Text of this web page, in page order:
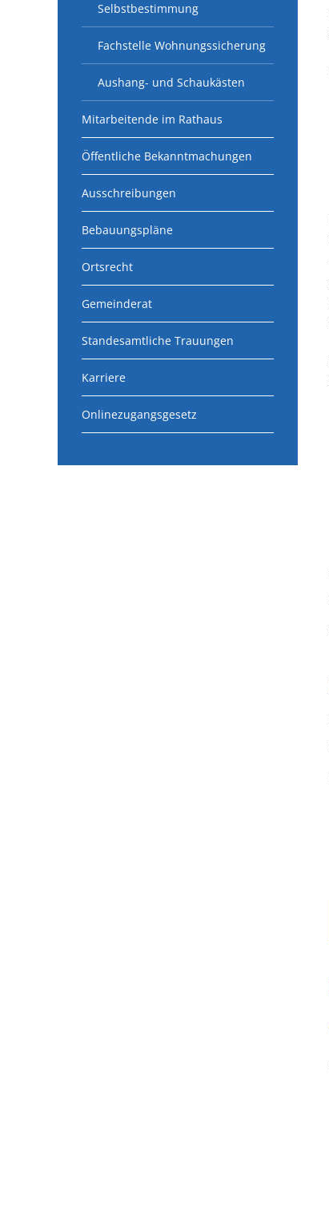
Selbstbestimmung
Fachstelle Wohnungssicherung
Aushang- und Schaukästen
Mitarbeitende im Rathaus
Öffentliche Bekanntmachungen
Ausschreibungen
Bebauungspläne
Ortsrecht
Gemeinderat
Standesamtliche Trauungen
Karriere
Onlinezugangsgesetz